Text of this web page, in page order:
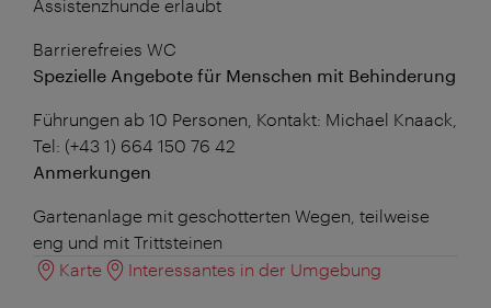
Assistenzhunde erlaubt
Barrierefreies WC
Spezielle Angebote für Menschen mit Behinderung
Führungen ab 10 Personen, Kontakt: Michael Knaack,
Tel: (+43 1) 664 150 76 42
Anmerkungen
Gartenanlage mit geschotterten Wegen, teilweise
eng und mit Trittsteinen
Karte
Interessantes in der Umgebung